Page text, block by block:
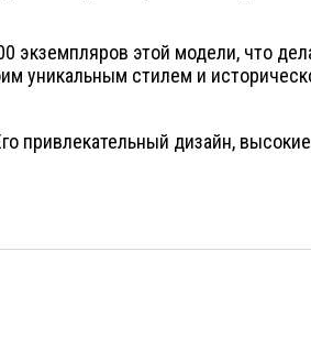
экземпляров этой модели, что
уникальным стилем и
привлекательный дизайн,